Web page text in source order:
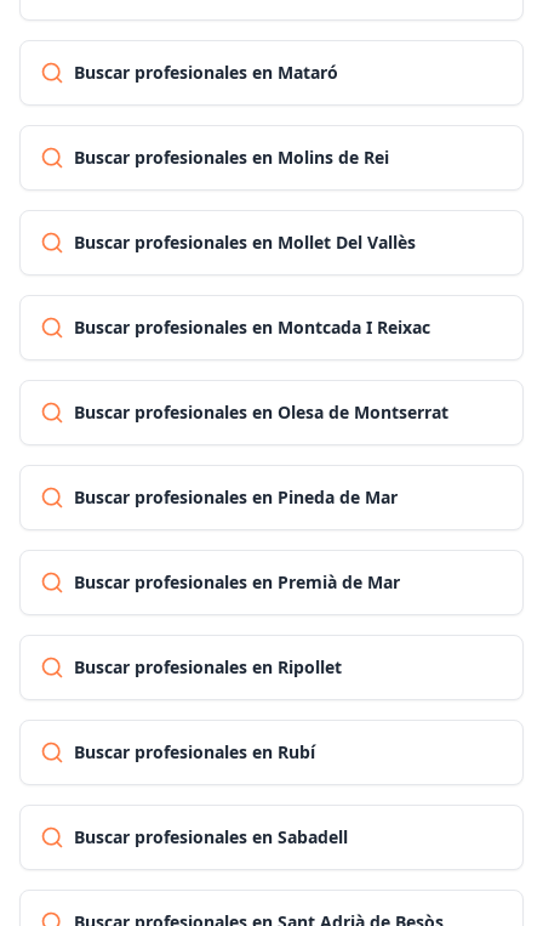
Buscar profesionales en Mataró
Buscar profesionales en Molins de Rei
Buscar profesionales en Mollet Del Vallès
Buscar profesionales en Montcada I Reixac
Buscar profesionales en Olesa de Montserrat
Buscar profesionales en Pineda de Mar
Buscar profesionales en Premià de Mar
Buscar profesionales en Ripollet
Buscar profesionales en Rubí
Buscar profesionales en Sabadell